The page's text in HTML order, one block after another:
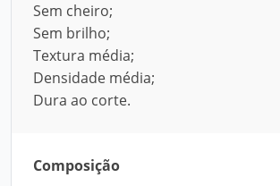
Sem cheiro;
Sem brilho;
Textura média;
Densidade média;
Dura ao corte.
Composição